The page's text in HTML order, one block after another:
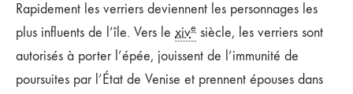
Rapidement les verriers deviennent les personnages les
plus influents de l’île. Vers le xive siècle, les verriers sont
autorisés à porter l’épée, jouissent de l’immunité de
poursuites par l’État de Venise et prennent épouses dans